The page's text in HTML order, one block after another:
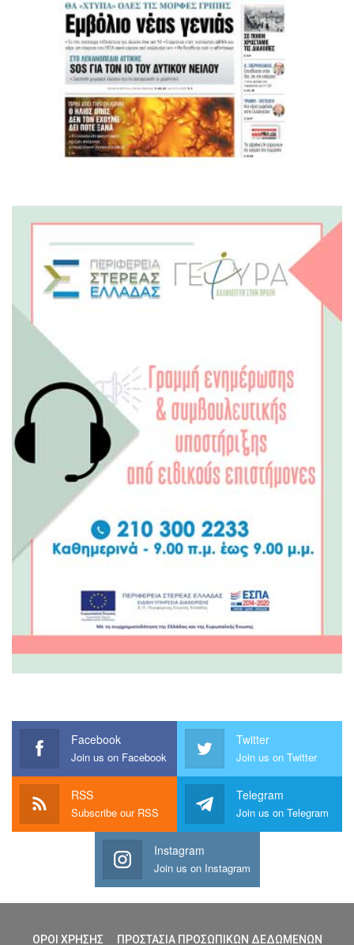
Facebook
Join us on Facebook
Twitter
Join us on Twitter
RSS
Subscribe our RSS
Telegram
Join us on Telegram
Instagram
Join us on Instagram
ΟΡΟΙ ΧΡΗΣΗΣ ΠΡΟΣΤΑΣΙΑ ΠΡΟΣΩΠΙΚΩΝ ΔΕΔΩΜΕΝΩΝ